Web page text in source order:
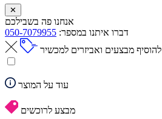
✕
אנחנו פה בשבילכם
דברו איתנו במספר: 050-7079955
להוסיף מבצעים ואביזרים למכשיר
עוד על המוצר
מבצע לרוכשים